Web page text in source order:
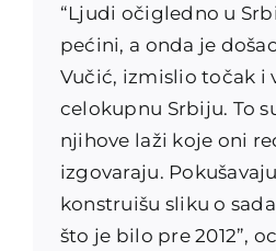
“Ljudi očigledno u
pećini, a onda je
Vučić, izmislio točak i
celokupnu Srbiju. To
njihove laži koje oni
izgovaraju.
konstruišu sliku o
što je bilo pre 2012”,